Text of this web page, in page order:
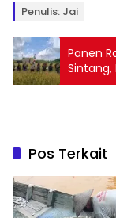
Penulis: Jai
Panen
Sintang,
Pos Terkait